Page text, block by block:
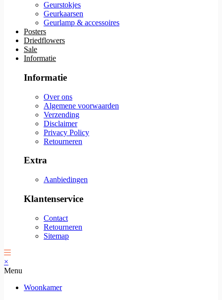
Geurstokjes
Geurkaarsen
Geurlamp & accessoires
Posters
Driedflowers
Sale
Informatie
Informatie
Over ons
Algemene voorwaarden
Verzending
Disclaimer
Privacy Policy
Retourneren
Extra
Aanbiedingen
Klantenservice
Contact
Retourneren
Sitemap
×
Menu
Woonkamer